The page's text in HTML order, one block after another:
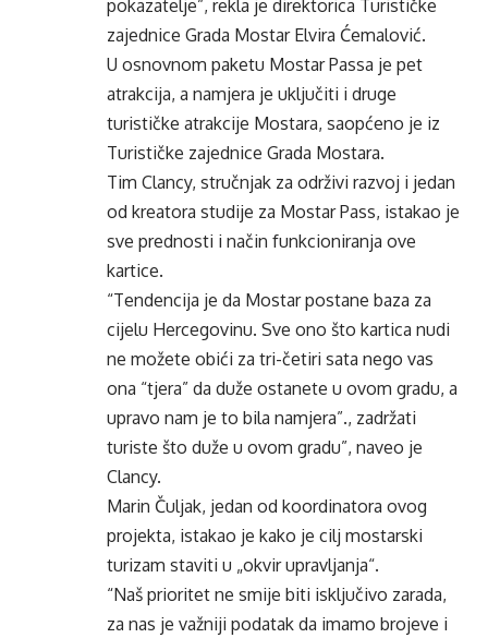
pokazatelje”, rekla je direktorica Turističke
zajednice Grada Mostar Elvira Ćemalović.
U osnovnom paketu Mostar Passa je pet
atrakcija, a namjera je uključiti i druge
turističke atrakcije Mostara, saopćeno je iz
Turističke zajednice Grada Mostara.
Tim Clancy, stručnjak za održivi razvoj i jedan
od kreatora studije za Mostar Pass, istakao je
sve prednosti i način funkcioniranja ove
kartice.
“Tendencija je da Mostar postane baza za
cijelu Hercegovinu. Sve ono što kartica nudi
ne možete obići za tri-četiri sata nego vas
ona “tjera” da duže ostanete u ovom gradu, a
upravo nam je to bila namjera”., zadržati
turiste što duže u ovom gradu”, naveo je
Clancy.
Marin Čuljak, jedan od koordinatora ovog
projekta, istakao je kako je cilj mostarski
turizam staviti u „okvir upravljanja“.
“Naš prioritet ne smije biti isključivo zarada,
za nas je važniji podatak da imamo brojeve i